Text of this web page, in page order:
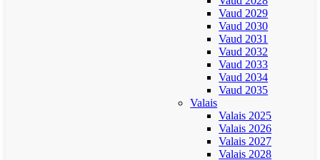
Vaud 2029
Vaud 2030
Vaud 2031
Vaud 2032
Vaud 2033
Vaud 2034
Vaud 2035
Valais
Valais 2025
Valais 2026
Valais 2027
Valais 2028